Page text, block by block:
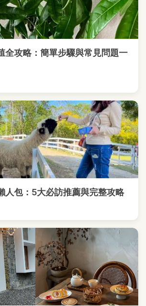
全攻略：簡單步驟與常見問題一
人包：5大必訪推薦與完整攻略